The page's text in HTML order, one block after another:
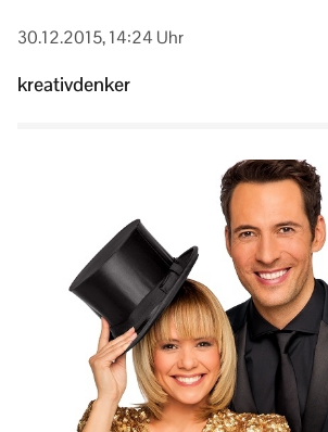
30.12.2015, 14:24 Uhr
kreativdenker